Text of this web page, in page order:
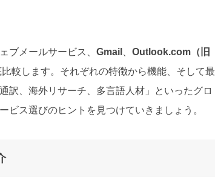
ブメールサービス、 Gmail
Outlook.com（旧
比較します。それぞれの特徴から機能、そして最
訳、海外リサーチ、多言語人材」といったグロ
ビス選びのヒントを見つけていきましょう。